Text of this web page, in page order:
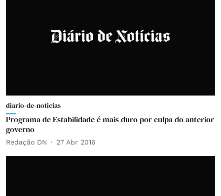
diario-de-noticias
Programa de Estabilidade é mais duro por culpa do anterior
governo
Redação DN 27 Abr 2016